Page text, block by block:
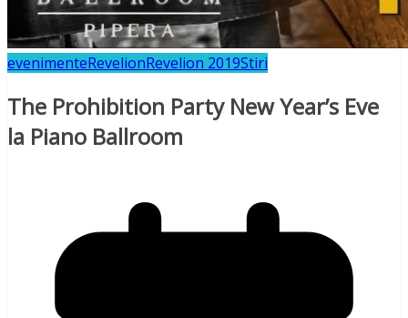
evenimenteRevelionRevelion 2019Stiri
The Prohibition Party New Year’s Eve
la Piano Ballroom